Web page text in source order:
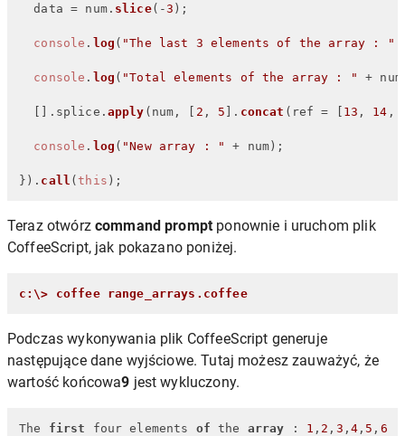
  data = num.
slice(-3 );
console . log ( "The last 3 elements of the array : "
console . log ( "Total elements of the array : " +
  [].
splice . apply (num, [ 2 , 5 ]. concat (ref = [ 13 , 14 ,
console . log ( "New array : " + num);
}). call (this );
Teraz otwórz command prompt ponownie i uruchom plik
CoffeeScript, jak pokazano poniżej.
c:\> coffee range_arrays.coffee
Podczas wykonywania plik CoffeeScript generuje
następujące dane wyjściowe. Tutaj możesz zauważyć, że
wartość końcowa9 jest wykluczony.
The first four elements of the array : 1 , 2 , 3 , 4 , 5 , 6